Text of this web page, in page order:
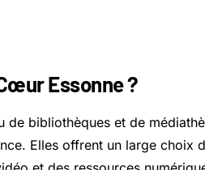
Essonne ?
bibliothèques et de
Elles offrent un large choix